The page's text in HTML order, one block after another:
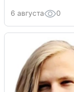
6 августа 0